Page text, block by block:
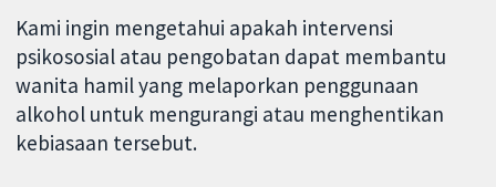
Kami ingin mengetahui apakah intervensi
psikososial atau pengobatan dapat membantu
wanita hamil yang melaporkan penggunaan
alkohol untuk mengurangi atau menghentikan
kebiasaan tersebut.